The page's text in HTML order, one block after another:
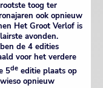
toog ter
ook opnieuw
Het Groot Verlof is
avonden.
de 4 edities
voor het verdere
5de editie plaats op
opnieuw